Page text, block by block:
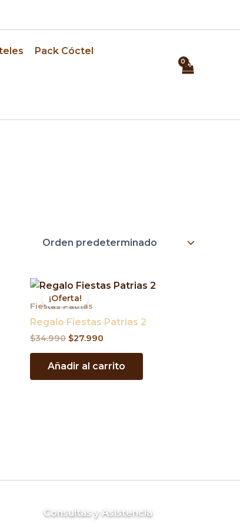
Pack Cóctel
¡Oferta!
Fiestas Patrias
Regalo Fiestas Patrias 2
$34.990
El
precio
original
$34.990.
$27.990
El
$27.990.
Añadir al carrito
Consultas y Asistencia